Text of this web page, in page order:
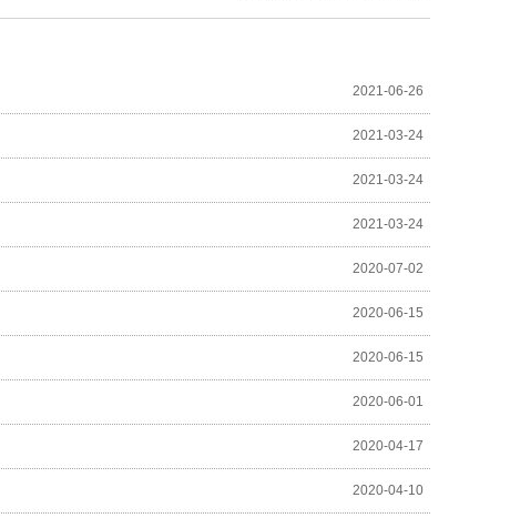
2021-06-26
2021-03-24
2021-03-24
2021-03-24
2020-07-02
2020-06-15
2020-06-15
2020-06-01
2020-04-17
2020-04-10